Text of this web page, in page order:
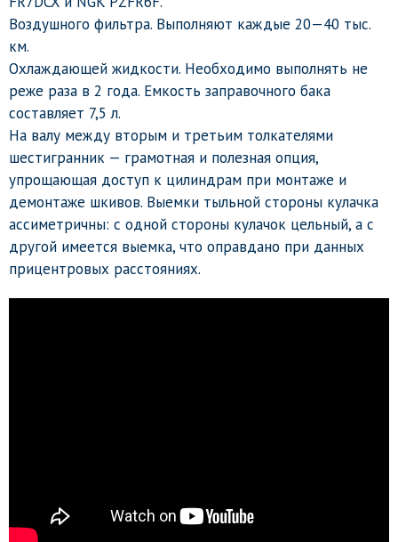
Воздушного фильтра. Выполняют каждые 20—40 тыс.
км.
Охлаждающей жидкости. Необходимо выполнять не
реже раза в 2 года. Емкость заправочного бака
составляет 7,5 л.
На валу между вторым и третьим толкателями
шестигранник — грамотная и полезная опция,
упрощающая доступ к цилиндрам при монтаже и
демонтаже шкивов. Выемки тыльной стороны кулачка
ассиметричны: с одной стороны кулачок цельный, а с
другой имеется выемка, что оправдано при данных
прицентровых расстояниях.